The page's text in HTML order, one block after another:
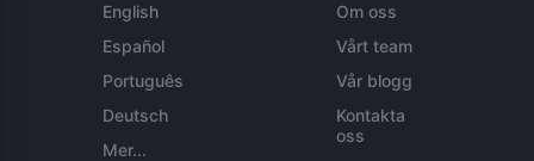
English
Español
Português
Deutsch
Mer...
Om oss
Vårt team
Vår blogg
Kontakta
oss